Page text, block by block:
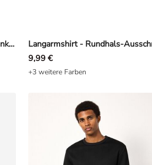
Langarmshirt - Polokragen - Dunkelblau
9,99 €
+3 weitere Farben